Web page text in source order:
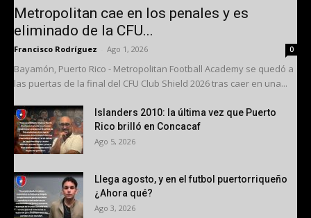
Metropolitan cae en los penales y es
eliminado de la CFU...
Francisco Rodríguez Ago 1, 2026 0
Bayamón, Puerto Rico - Metropolitan Football Academy se quedó a
las puertas de la final del CFU Club Shield 2026 tras caer en una...
Islanders 2010: la última vez que Puerto
Rico brilló en Concacaf
Ago 5, 2026
Llega agosto, y en el futbol puertorriqueño
¿Ahora qué?
Ago 3, 2026